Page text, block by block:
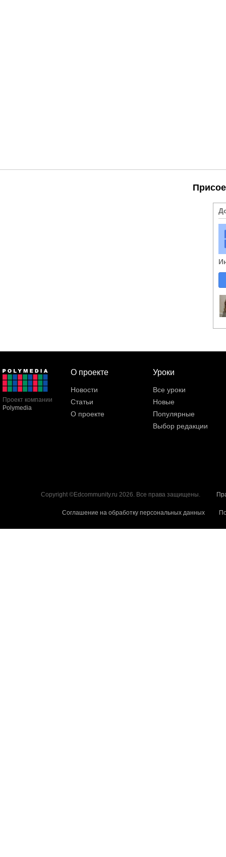
Проект компании
Polymedia
О проекте
Новости
Статьи
О проекте
Уроки
Все уроки
Новые
Популярные
Выбор редакции
Copyright ©Edcommunity.ru 2026. Все права защищены.
Соглашение на обработку персональных данных